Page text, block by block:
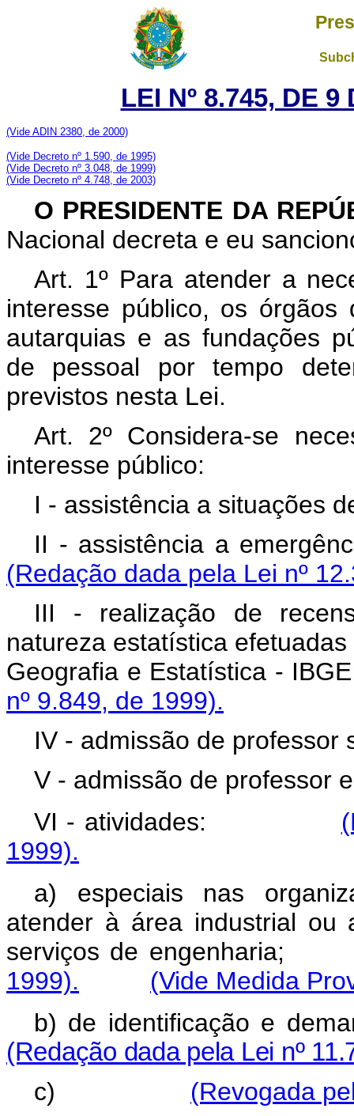
LEI Nº 8.745, DE
(Vide ADIN 2380, de 2000)
(Vide Decreto nº 1.590, de 1995)
(Vide Decreto nº 3.048, de 1999)
(Vide Decreto nº 4.748, de 2003)
O PRESIDENTE DA
Nacional decreta e eu
Art. 1º Para atender a
interesse público, os órgãos
autarquias e as fundações
de pessoal por tempo
previstos nesta Lei.
Art. 2º Considera-se
interesse público:
I - assistência a situações
II - assistência a
(Redação dada pela Lei nº
III - realização de
natureza estatística
Geografia e
nº 9.849, de 1999).
IV - admissão de professor
V - admissão de professor
VI - atividades:
1999).
a) especiais nas
atender à área industrial ou
serviços de
1999).
(Vide Medida
b) de
(Redação dada pela Lei nº
c) (Revogada